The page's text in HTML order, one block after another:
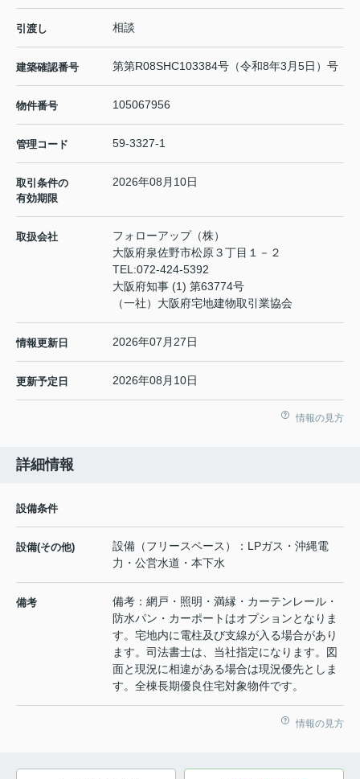
引渡し 相談
建築確認番号 第第R08SHC103384号（令和8年3月5日）号
物件番号 105067956
管理コード 59-3327-1
取引条件の
有効期限
2026年08月10日
取扱会社
フォローアップ（株）
大阪府泉佐野市松原３丁目１－２
TEL:072-424-5392
大阪府知事 (1) 第63774号
（一社）大阪府宅地建物取引業協会
情報更新日 2026年07月27日
更新予定日 2026年08月10日
情報の見方
詳細情報
設備条件
設備(その他)
設備（フリースペース）：LPガス・沖縄電
力・公営水道・本下水
備考
備考：網戸・照明・満縁・カーテンレール・
防水パン・カーポートはオプションとなりま
す。宅地内に電柱及び支線が入る場合があり
ます。司法書士は、当社指定になります。図
面と現況に相違がある場合は現況優先としま
す。全棟長期優良住宅対象物件です。
情報の見方